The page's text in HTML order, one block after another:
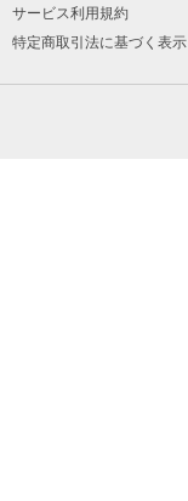
サービス利用規約
特定商取引法に基づく表示